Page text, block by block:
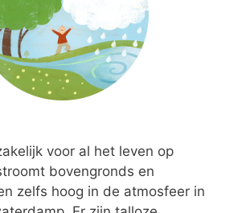
voor al het leven op
bovengronds en
zelfs hoog in de atmosfeer in